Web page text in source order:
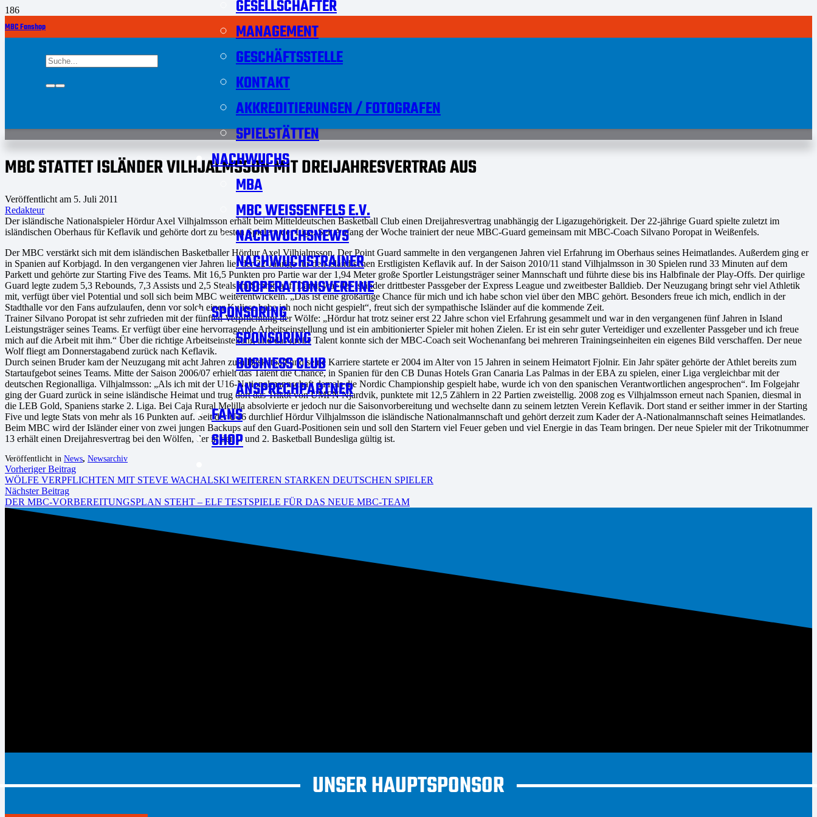
MBC Fanshop
GESELLSCHAFTER
MANAGEMENT
GESCHÄFTSSTELLE
KONTAKT
AKKREDITIERUNGEN / FOTOGRAFEN
SPIELSTÄTTEN
NACHWUCHS
MBA
MBC WEISSENFELS E.V.
NACHWUCHSNEWS
NACHWUCHSTRAINER
KOOPERATIONSVEREINE
SPONSORING
SPONSORING
BUSINESS CLUB
ANSPRECHPARTNER
FANS
SHOP
MBC STATTET ISLÄNDER VILHJALMSSON MIT DREIJAHRESVERTRAG AUS
Veröffentlicht am 5. Juli 2011
Redakteur
Der isländische Nationalspieler Hördur Axel Vilhjalmsson erhält beim Mitteldeutschen Basketball Club einen Dreijahresvertrag unabhängig der Ligazugehörigkeit. Der 22-jährige Guard spielte zuletzt im
isländischen Oberhaus für Keflavik und gehörte dort zu besten Spielern der Liga. Seit Anfang der Woche trainiert der neue MBC-Guard gemeinsam mit MBC-Coach Silvano Poropat in Weißenfels.
Der MBC verstärkt sich mit dem isländischen Basketballer Hördur Axel Vilhjalmsson. Der Point Guard sammelte in den vergangenen Jahren viel Erfahrung im Oberhaus seines Heimatlandes. Außerdem ging er
in Spanien auf Korbjagd. In den vergangenen vier Jahren lief der 22-Jährige für den isländischen Erstligisten Keflavik auf. In der Saison 2010/11 stand Vilhjalmsson in 30 Spielen rund 33 Minuten auf dem
Parkett und gehörte zur Starting Five des Teams. Mit 16,5 Punkten pro Partie war der 1,94 Meter große Sportler Leistungsträger seiner Mannschaft und führte diese bis ins Halbfinale der Play-Offs. Der quirlige
Guard legte zudem 5,3 Rebounds, 7,3 Assists und 2,5 Steals im Schnitt auf. Damit war der Isländer drittbester Passgeber der Express League und zweitbester Balldieb. Der Neuzugang bringt sehr viel Athletik
mit, verfügt über viel Potential und soll sich beim MBC weiterentwickeln. „Das ist eine großartige Chance für mich und ich habe schon viel über den MBC gehört. Besonders freue ich mich, endlich in der
Stadthalle vor den Fans aufzulaufen, denn vor solch einer Kulisse habe ich noch nicht gespielt“, freut sich der sympathische Isländer auf die kommende Zeit.
Trainer Silvano Poropat ist sehr zufrieden mit der fünften Verpflichtung der Wölfe: „Hördur hat trotz seiner erst 22 Jahre schon viel Erfahrung gesammelt und war in den vergangenen fünf Jahren in Island
Leistungsträger seines Teams. Er verfügt über eine hervorragende Arbeitseinstellung und ist ein ambitionierter Spieler mit hohen Zielen. Er ist ein sehr guter Verteidiger und exzellenter Passgeber und ich freue
mich auf die Arbeit mit ihm.“ Über die richtige Arbeitseinstellung und das große Talent konnte sich der MBC-Coach seit Wochenanfang bei mehreren Trainingseinheiten ein eigenes Bild verschaffen. Der neue
Wolf fliegt am Donnerstagabend zurück nach Keflavik.
Durch seinen Bruder kam der Neuzugang mit acht Jahren zum Basketball und seine Karriere startete er 2004 im Alter von 15 Jahren in seinem Heimatort Fjolnir. Ein Jahr später gehörte der Athlet bereits zum
Startaufgebot seines Teams. Mitte der Saison 2006/07 erhielt das Talent die Chance, in Spanien für den CB Dunas Hotels Gran Canaria Las Palmas in der EBA zu spielen, einer Liga vergleichbar mit der
deutschen Regionalliga. Vilhjalmsson: „Als ich mit der U16-Nationalmannschaft damals die Nordic Championship gespielt habe, wurde ich von den spanischen Verantwortlichen angesprochen“. Im Folgejahr
ging der Guard zurück in seine isländische Heimat und trug dort das Trikot von UMFN Njardvik, punktete mit 12,5 Zählern in 22 Partien zweistellig. 2008 zog es Vilhjalmsson erneut nach Spanien, diesmal in
die LEB Gold, Spaniens starke 2. Liga. Bei Caja Rural Melilla absolvierte er jedoch nur die Saisonvorbereitung und wechselte dann zu seinem letzten Verein Keflavik. Dort stand er seither immer in der Starting
Five und legte Stats von mehr als 16 Punkten auf. Seit der U16 durchlief Hördur Vilhjalmsson die isländische Nationalmannschaft und gehört derzeit zum Kader der A-Nationalmannschaft seines Heimatlandes.
Beim MBC wird der Isländer einer von zwei jungen Backups auf den Guard-Positionen sein und soll den Startern viel Feuer geben und viel Energie in das Team bringen. Der neue Spieler mit der Trikotnummer
13 erhält einen Dreijahresvertrag bei den Wölfen, der in der 1. und 2. Basketball Bundesliga gültig ist.
Veröffentlicht in News, Newsarchiv
Vorheriger Beitrag
WÖLFE VERPFLICHTEN MIT STEVE WACHALSKI WEITEREN STARKEN DEUTSCHEN SPIELER
Nächster Beitrag
DER MBC-VORBEREITUNGSPLAN STEHT – ELF TESTSPIELE FÜR DAS NEUE MBC-TEAM
UNSER HAUPTSPONSOR